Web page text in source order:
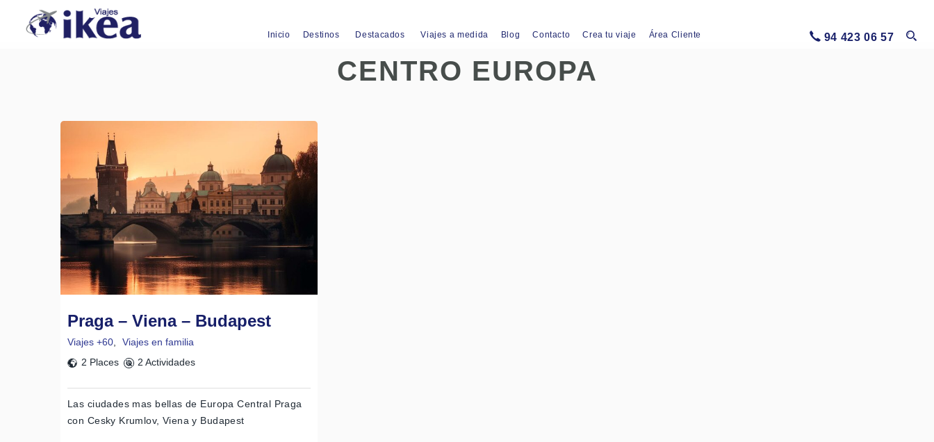
Inicio Destinos Destacados Viajes a medida Blog Contacto Crea tu viaje Área Cliente 94 423 06 57
CENTRO EUROPA
Praga – Viena – Budapest
Viajes +60,
Viajes en familia
2 Places
2 Actividades
Las ciudades mas bellas de Europa Central Praga
con Cesky Krumlov, Viena y Budapest